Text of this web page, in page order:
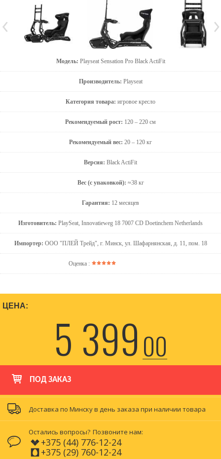
Модель: Playseat Sensation Pro Black ActiFit
Производитель: Playseat
Категория товара: игровое кресло
Рекомендуемый рост: 120 – 220 см
Рекомендуемый вес: 20 – 120 кг
Версия: Black ActiFit
Вес (с упаковкой): ≈38 кг
Гарантия: 12 месяцев
Изготовитель: PlaySeat, Innovatieweg 18 7007 CD Doetinchem Netherlands
Импортер: ООО "ПЛЕЙ Трейд", г. Минск, ул. Шафарнянская, д. 11, пом. 18
Оценка :
ЦЕНА:
5 39900
ПОД ЗАКАЗ
Доставка по Минску в день заказа при наличии товара
Остались вопросы? Позвоните нам:
+375 (44) 776-12-24
+375 (29) 760-12-24